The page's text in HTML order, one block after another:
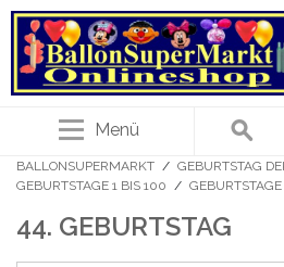
Menü
BALLONSUPERMARKT / GEBURTSTAG
GEBURTSTAGE 1 BIS 100 /
44. GEBURTSTAG